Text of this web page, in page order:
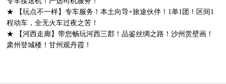
★ 【玩点不一样】专车服务！本土向导+旅途伙伴！1单1团！区间1
程动车，全无火车过夜之苦！
★ 【河西走廊】带您畅玩河西三郡！品鉴丝绸之路！沙州赏壁画！
肃州登城楼！甘州观丹霞！